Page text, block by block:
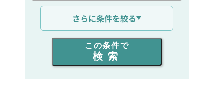
通信距離を選ぶ
出力を選ぶ
同時通話人数を選ぶ
さらに条件を絞る
この条件で
検索